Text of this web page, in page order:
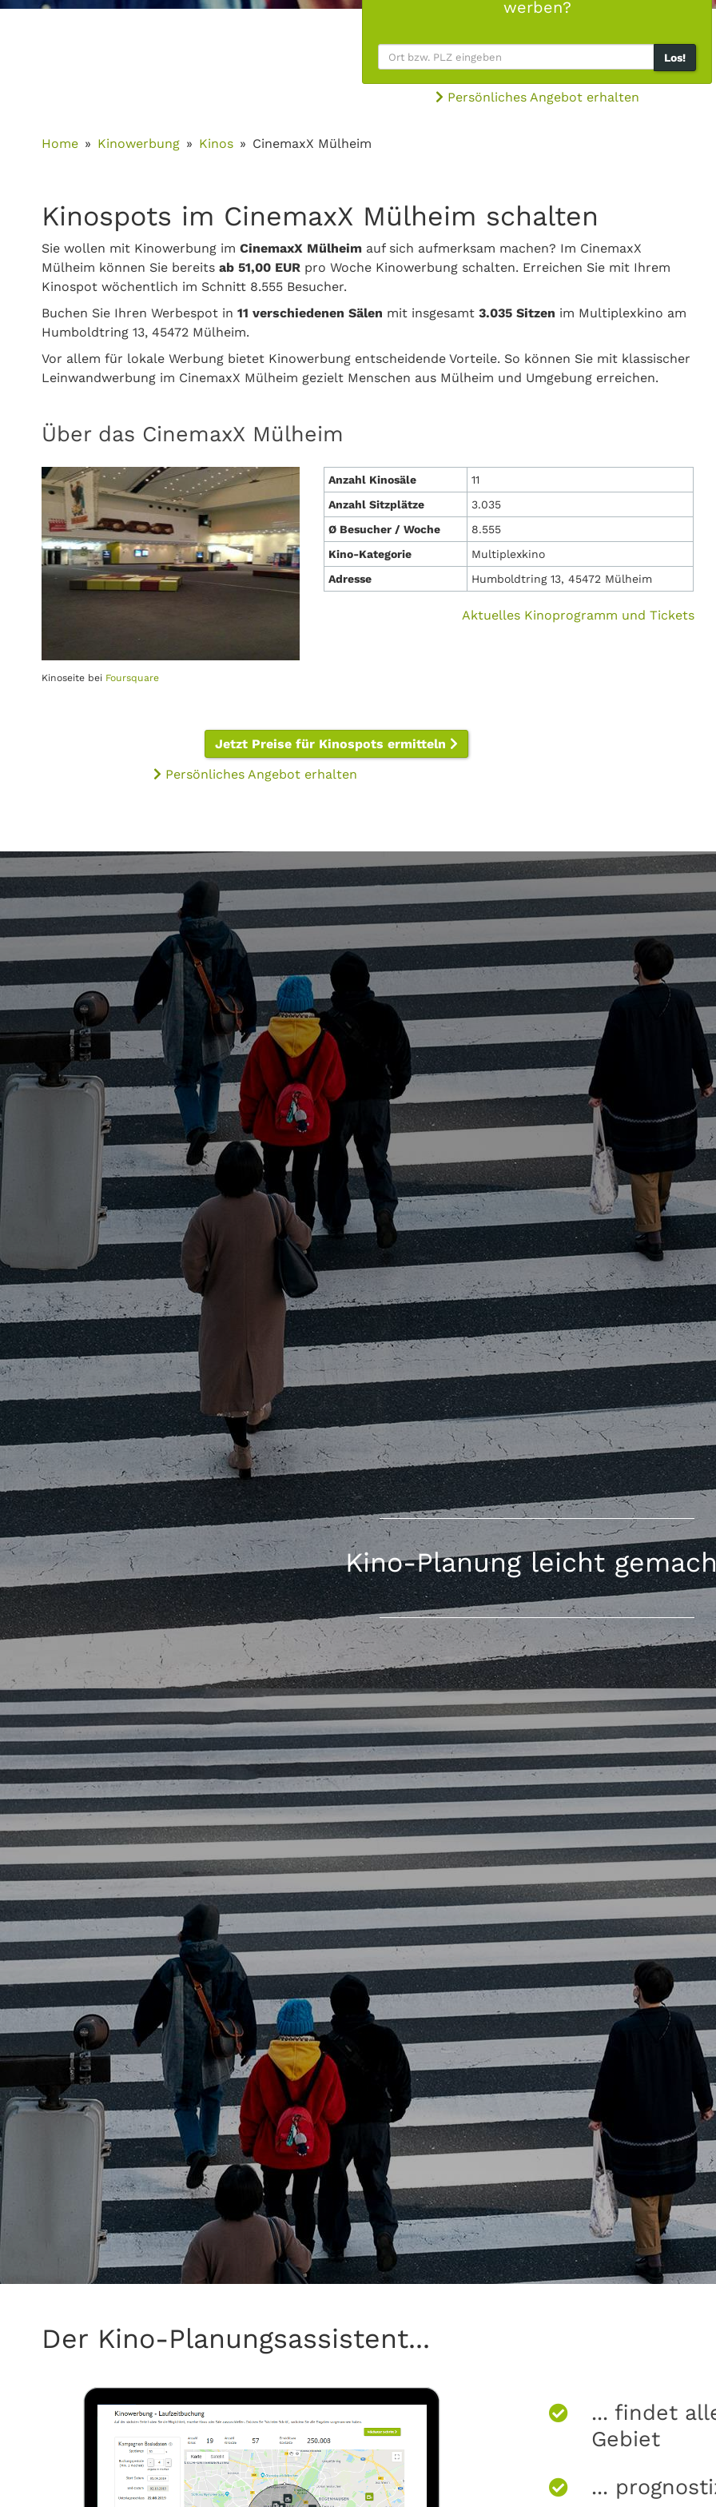
werben?
Los!
Persönliches Angebot erhalten
Home Kinowerbung Kinos CinemaxX Mülheim
Kinospots im CinemaxX Mülheim schalten
Sie wollen mit Kinowerbung im CinemaxX Mülheim auf sich aufmerksam machen? Im CinemaxX
Mülheim können Sie bereits ab 51,00 EUR pro Woche Kinowerbung schalten. Erreichen Sie mit Ihrem
Kinospot wöchentlich im Schnitt 8.555 Besucher.
Buchen Sie Ihren Werbespot in 11 verschiedenen Sälen mit insgesamt 3.035 Sitzen im Multiplexkino am
Humboldtring 13, 45472 Mülheim.
Vor allem für lokale Werbung bietet Kinowerbung entscheidende Vorteile. So können Sie mit klassischer
Leinwandwerbung im CinemaxX Mülheim gezielt Menschen aus Mülheim und Umgebung erreichen.
Über das CinemaxX Mülheim
Kinoseite bei Foursquare
Anzahl Kinosäle
11
Anzahl Sitzplätze
3.035
Ø Besucher / Woche
8.555
Kino-Kategorie
Multiplexkino
Adresse
Humboldtring 13, 45472 Mülheim
Aktuelles Kinoprogramm und Tickets
Jetzt Preise für Kinospots ermitteln
Persönliches Angebot erhalten
Kino-Planung leicht
Der Kino-Planungsassistent...
... findet
Gebiet
...